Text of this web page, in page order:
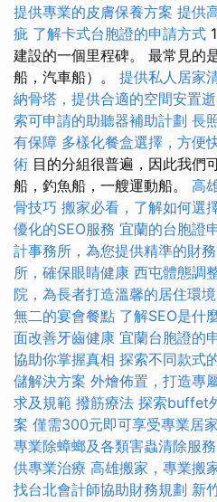
提供專業的皮膚保養方案 提供
疵 了解卡式台胞證的申請方式
建設的一個里程碑。 最常見的
船，汽車船）。 提供私人居家
納骨塔，提供合適的空間安置
索可申請的助聽器補助計劃 長
有保障 多樣化餐盒選擇，方便
術 目的分組很普遍，因此我們
船，釣魚船，一艘運動船。 高
骨技巧 搬家必看，了解如何選
優化的SEO服務 宜蘭的台胞證
計事務所，為您提供精準的財
所，確保眼睛健康 西屯體態調
院，為長者打造溫馨的居住環境
無二的宴會餐點 了解SEO是什
面改善牙齒健康 宜蘭台胞證的
協助你掌握真相 探索不同款式
儲解決方案 外燴佈置，打造專
求及規範 撥筋療法 探索buffet
案 僅需300元即可享受專業居
專業除蟑螂及各類害蟲清除服務
供專業治療 高雄搬家，專業搬
找台北會計師協助財務規劃 新